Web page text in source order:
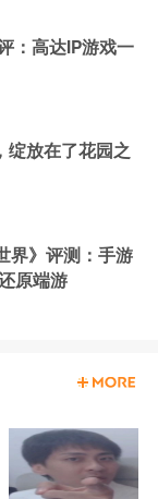
：高达IP游戏一
绽放在了花园之
界》评测：手游
原端游